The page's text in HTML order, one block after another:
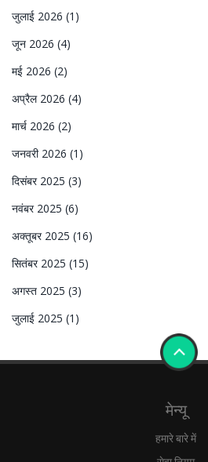
जुलाई 2026 (1)
जून 2026 (4)
मई 2026 (2)
अप्रैल 2026 (4)
मार्च 2026 (2)
जनवरी 2026 (1)
दिसंबर 2025 (3)
नवंबर 2025 (6)
अक्तूबर 2025 (16)
सितंबर 2025 (15)
अगस्त 2025 (3)
जुलाई 2025 (1)
मेन्यू
हमारे बारे में